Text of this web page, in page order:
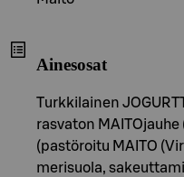
Ainesosat
Turkkilainen
rasvaton
(pastöroitu MAITO
merisuola,